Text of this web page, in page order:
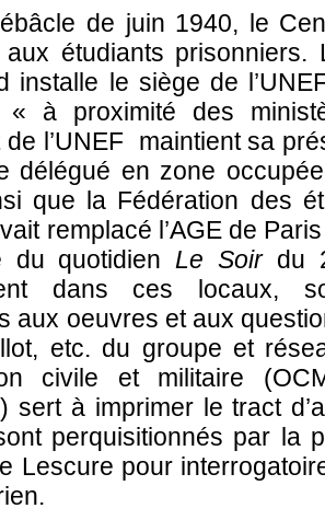
de juin 1940, le
aux étudiants
installe le siège de
à proximité des
de l’UNEF maintient sa
délégué en zone
que la Fédération des
remplacé l’AGE de
du quotidienLe Soirdu
dans ces locaux,
aux oeuvres et aux
etc. du groupe et
civile et militaire
sert à imprimer le tract
perquisitionnés par la
Lescure pour